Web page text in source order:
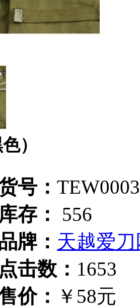
）
号：
存：
556
牌： 天越爱
击数： 1653
价： ￥58元